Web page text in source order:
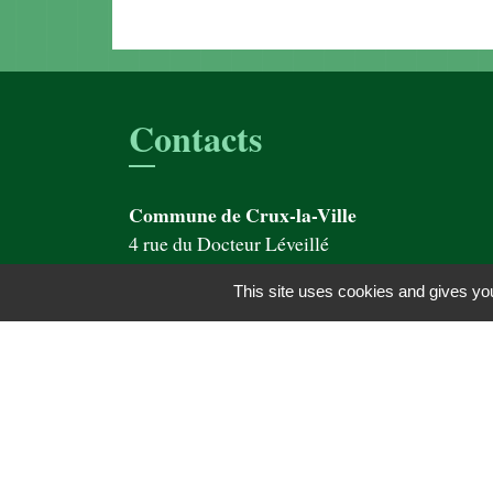
Contacts
Commune de Crux-la-Ville
4 rue du Docteur Léveillé
58330 Crux-la-Ville - FRANCE
+33 3 86 58 35 65
Contact par formulaire
This site uses cookies and gives